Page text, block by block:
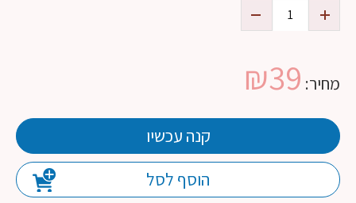
מחיר: ₪39
קנה עכשיו
הוסף לסל